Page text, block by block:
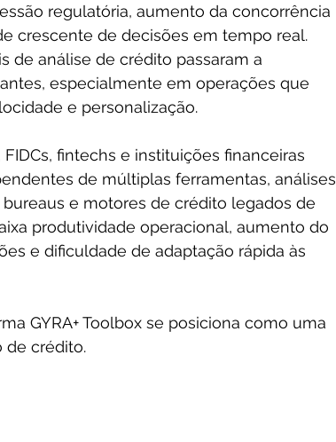
regulatória, aumento da concorrência
crescente de decisões em tempo real.
de análise de crédito passaram a
especialmente em operações que
e personalização.
fintechs e instituições financeiras
de múltiplas ferramentas, análises
e motores de crédito legados de
produtividade operacional, aumento do
e dificuldade de adaptação rápida às
GYRA+ Toolbox se posiciona como uma
de crédito.